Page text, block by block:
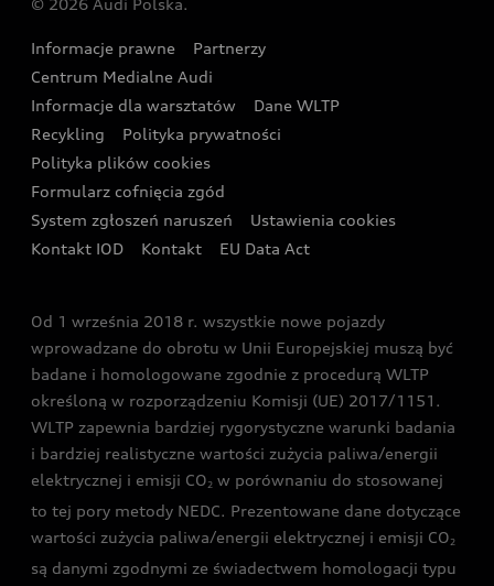
Wyszukaj najbliższego Partnera Audi
Oferta dla przedsiębiorców
Oferta dla klientów prywatnych
Kalkulator rat
Ubezpieczenie
Audi exclusive
Zasięg
Gwarancja
Akcje serwisowe Audi
Katalog online akcesoriów
Audi i Muzeum Sztuki Nowoczesnej w Warszawie
Audi driving experience
Audi quattro Cup
Audi i Puchar Świata w Skokach Narciarskich w
Zakopanem
© 2026 Audi Polska.
Informacje prawne
Partnerzy
Centrum Medialne Audi
Informacje dla warsztatów
Dane WLTP
Recykling
Polityka prywatności
Polityka plików cookies
Formularz cofnięcia zgód
System zgłoszeń naruszeń
Ustawienia cookies
Kontakt IOD
Kontakt EU Data Act
Od 1 września 2018 r. wszystkie nowe pojazdy
wprowadzane do obrotu w Unii Europejskiej muszą być
badane i homologowane zgodnie z procedurą WLTP
określoną w rozporządzeniu Komisji (UE) 2017/1151.
WLTP zapewnia bardziej rygorystyczne warunki badania
i bardziej realistyczne wartości zużycia paliwa/energii
elektrycznej i emisji CO2 w porównaniu do stosowanej
to tej pory metody NEDC. Prezentowane dane dotyczące
wartości zużycia paliwa/energii elektrycznej i emisji CO2
są danymi zgodnymi ze świadectwem homologacji typu